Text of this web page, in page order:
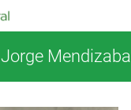
Jorge Mendizabal